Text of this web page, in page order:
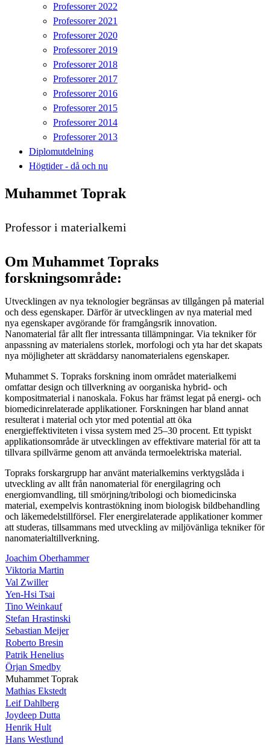
Professorer 2022
Professorer 2021
Professorer 2020
Professorer 2019
Professorer 2018
Professorer 2017
Professorer 2016
Professorer 2015
Professorer 2014
Professorer 2013
Diplomutdelning
Högtider - då och nu
Muhammet Toprak
Professor i materialkemi
Om Muhammet Topraks
forskningsområde:
Utvecklingen av nya teknologier begränsas av tillgången på material
och dess egenskaper. Därför är utvecklingen av nya material med
nya egenskaper avgörande för framgångsrik innovation.
Nanomaterial får allt fler intressanta tillämpningar. Via tekniker för
anpassning av materialens storlek, morfologi och yta har det skapats
nya möjligheter att skräddarsy nanomaterialens egenskaper.
Muhammet S. Topraks forskning inom området materialkemi
omfattar design och tillverkning av oorganiska hybrid- och
kompositmaterial i nanoskala. Fokus har främst legat på energi- och
biomedicinrelaterade applikationer. Forskningen har bland annat
resulterat i material och ytor med potential att öka
energieffektiviteten i vissa system med 25–30 procent. Ett typiskt
applikationsområde är utvecklingen av effektivare material för att ta
tillvara spillvärme genom att använda termoelektriska material.
Topraks forskargrupp har använt materialkemins verktygslåda i
utveckling av allt från nanomaterial för energilagring och
energiomvandling, till smörjning/tribologi och biomedicinska
material, exempelvis kontrastökning inom biologisk bildbehandling
och läkemedelstillförsel. Fler energirelaterade applikationer kommer
att studeras, tillsammans med utveckling av miljövänliga tekniker för
nanomaterialtillverkning.
Joachim Oberhammer
Viktoria Martin
Val Zwiller
Yen-Hsi Tsai
Tino Weinkauf
Stefan Hrastinski
Sebastian Meijer
Roberto Bresin
Patrik Henelius
Örjan Smedby
Muhammet Toprak
Mathias Ekstedt
Leif Dahlberg
Joydeep Dutta
Henrik Hult
Hans Westlund